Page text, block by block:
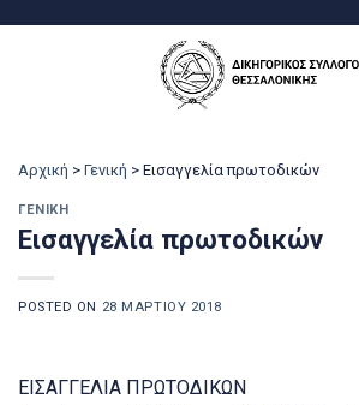
Αρχική > Γενική > Εισαγγελία πρωτοδικών
ΓΕΝΙΚΉ
Εισαγγελία πρωτοδικών
POSTED ON 28 ΜΑΡΤΊΟΥ 2018
EIΣAΓΓEΛIA ΠPΩTOΔIKΩN